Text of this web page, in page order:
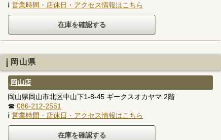
ℹ 営業時間・店休日・アクセス情報はこちら
岡山県
岡山店
岡山県岡山市北区中山下1-8-45 ギークスオカヤマ 2階
☎ 086-212-2551
ℹ 営業時間・店休日・アクセス情報はこちら